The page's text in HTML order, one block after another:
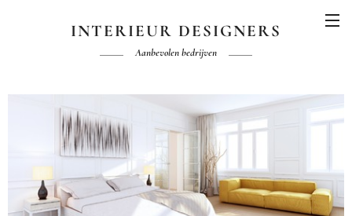
INTERIEUR DESIGNERS
Aanbevolen bedrijven